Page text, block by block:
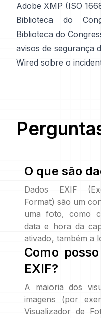
Adobe XMP (ISO
Biblioteca do
Biblioteca do
avisos de segurança
Wired sobre o
O que são
Dados EXIF
Format) são um
uma foto, como
data e hora da
ativado, também a
Como
EXIF?
A maioria dos
imagens (por
Visualizador de